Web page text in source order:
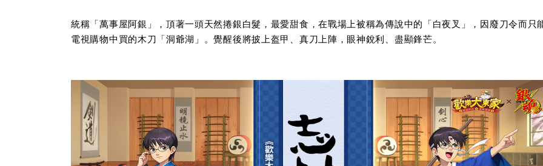
統稱「萬事屋阿銀」，頂著一頭天然捲銀白髮，最愛甜食，在戰場上被稱為傳說中的「白夜叉」，因廢刀令而只
電視購物中買的木刀「洞爺湖」。覺醒後將披上盔甲、真刀上陣，眼神銳利、盡顯鋒芒。